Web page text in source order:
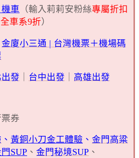
車 （輸入莉莉安粉絲專屬折扣
車系9折）
金廈小三通 | 台灣機票＋機場碼
發 台中出發 高雄出發
券
、 黃銅小刀金工體驗 、 金門高粱
SUP 、 金門秘境SUP 、